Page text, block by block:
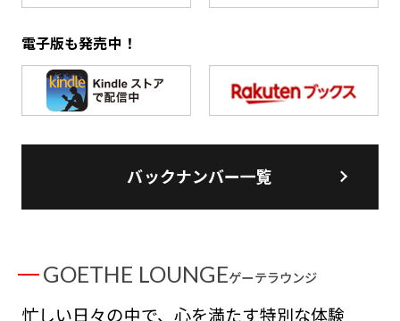
電子版も発売中！
バックナンバー一覧
GOETHE LOUNGEゲーテラウンジ
忙しい日々の中で、心を満たす特別な体験